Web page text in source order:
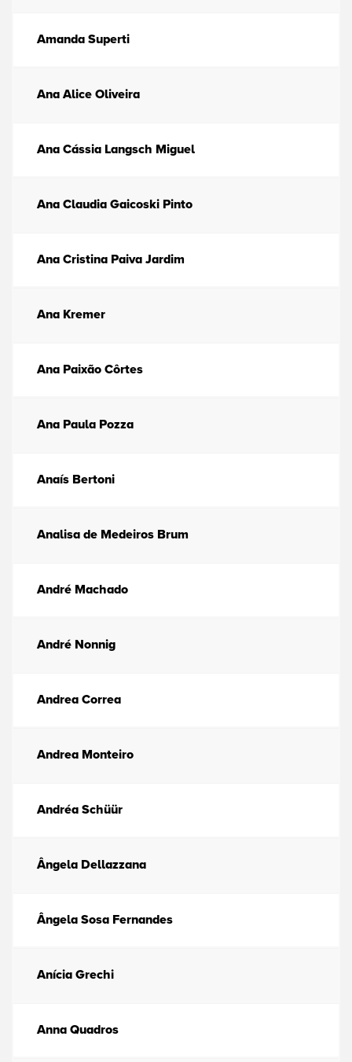
Amanda Superti
Ana Alice Oliveira
Ana Cássia Langsch Miguel
Ana Claudia Gaicoski Pinto
Ana Cristina Paiva Jardim
Ana Kremer
Ana Paixão Côrtes
Ana Paula Pozza
Anaís Bertoni
Analisa de Medeiros Brum
André Machado
André Nonnig
Andrea Correa
Andrea Monteiro
Andréa Schüür
Ângela Dellazzana
Ângela Sosa Fernandes
Anícia Grechi
Anna Quadros